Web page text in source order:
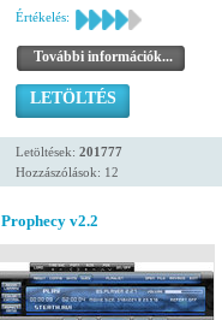
Értékelés:
További információk...
LETÖLTÉS
Letöltések: 201777
Hozzászólások: 12
Prophecy v2.2